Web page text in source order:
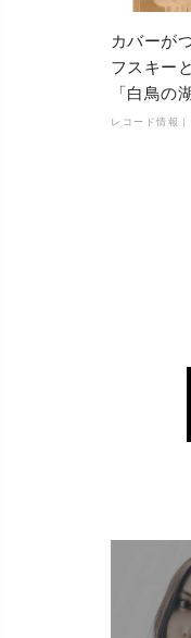
カバーが
フスキー
「白鳥の湖
レコード情報｜